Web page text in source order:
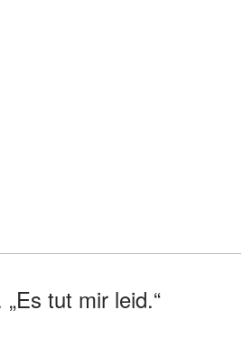
tut mir leid.“